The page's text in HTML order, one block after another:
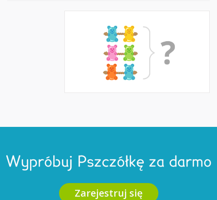
Wypróbuj Pszczółkę za darmo
Zarejestruj się